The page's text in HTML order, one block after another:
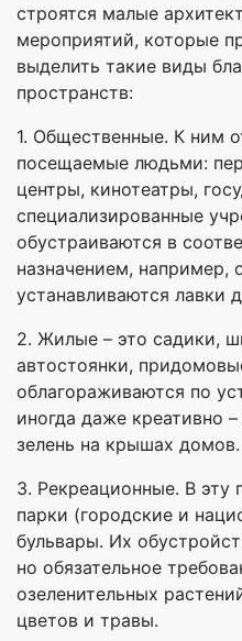
строятся малые
мероприятий, которые
выделить такие виды
пространств:
1. Общественные. К ним
посещаемые людьми:
центры, кинотеатры,
специализированные
обустраиваются в
назначением, например,
устанавливаются лавки
2. Жилые – это садики,
автостоянки,
облагораживаются по
иногда даже креативно
зелень на крышах домов.
3. Рекреационные. В эту
парки (городские и
бульвары. Их
но обязательное
озеленительных
цветов и травы.